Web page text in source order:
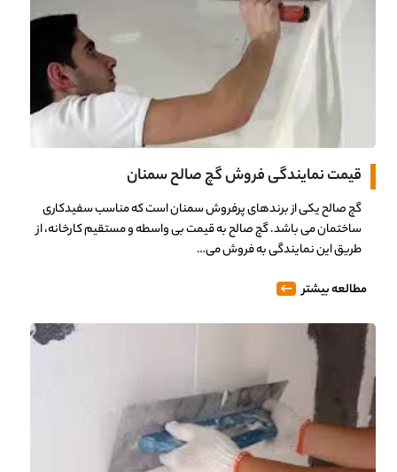
قیمت نمایندگی فروش گچ صالح سمنان
گچ صالح یکی از برندهای پرفروش سمنان است که مناسب سفیدکاری
ساختمان می باشد. گچ صالح به قیمت بی واسطه و مستقیم کارخانه، از
طریق این نمایندگی به فروش می…
مطالعه بیشتر
0%